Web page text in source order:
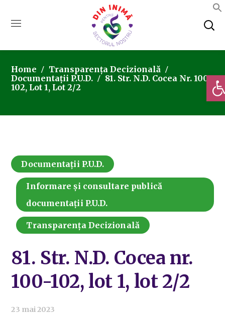
Home
Transparența Decizională
Documentații P.U.D.
81. Str. N.D. Cocea Nr. 100-
102, Lot 1, Lot 2/2
Documentații P.U.D.
Informare și consultare publică
documentații P.U.D.
Transparența Decizională
81. Str. N.D. Cocea nr.
100-102, lot 1, lot 2/2
23 mai 2023